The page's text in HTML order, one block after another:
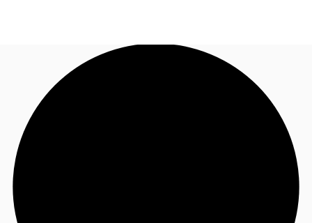
พื้นที่สำนักงาน
เฟล็กสเปซ
+6626246471